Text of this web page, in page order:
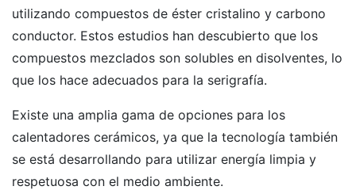
utilizando compuestos de éster cristalino y carbono
conductor. Estos estudios han descubierto que los
compuestos mezclados son solubles en disolventes, lo
que los hace adecuados para la serigrafía.
Existe una amplia gama de opciones para los
calentadores cerámicos, ya que la tecnología también
se está desarrollando para utilizar energía limpia y
respetuosa con el medio ambiente.